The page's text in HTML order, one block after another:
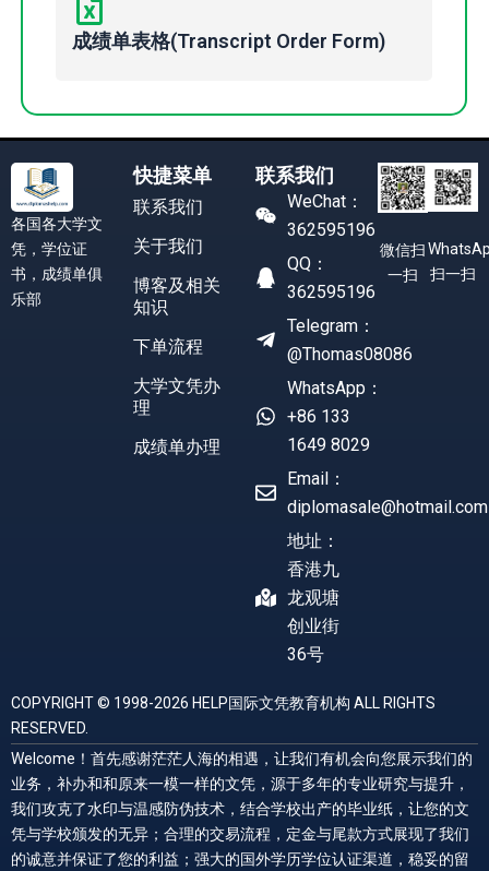
成绩单表格(Transcript Order Form)
各国各大学文
凭，学位证
书，成绩单俱
乐部
快捷菜单
联系我们
关于我们
博客及相关
知识
下单流程
大学文凭办
理
成绩单办理
联系我们
WeChat：
362595196
QQ：
362595196
Telegram：
@Thomas08086
WhatsApp：
+86 133
1649 8029
Email：
diplomasale@hotmail.com
地址：
香港九
龙观塘
创业街
36号
微信扫
一扫
扫一扫
COPYRIGHT © 1998-2026 HELP国际文凭教育机构 ALL RIGHTS
RESERVED.
Welcome！首先感谢茫茫人海的相遇，让我们有机会向您展示我们的
业务，补办和和原来一模一样的文凭，源于多年的专业研究与提升，
我们攻克了水印与温感防伪技术，结合学校出产的毕业纸，让您的文
凭与学校颁发的无异；合理的交易流程，定金与尾款方式展现了我们
的诚意并保证了您的利益；强大的国外学历学位认证渠道，稳妥的留